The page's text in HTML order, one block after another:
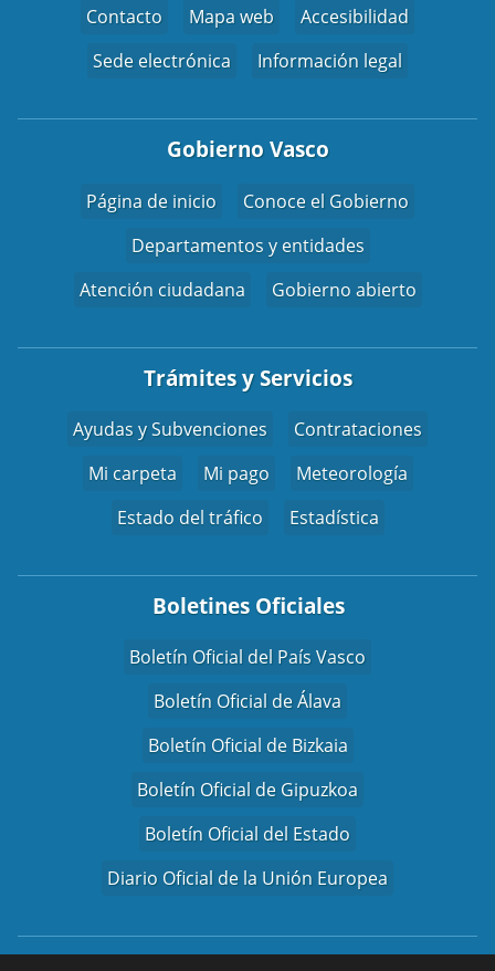
Contacto Mapa web
Accesibilidad
Sede electrónica
Información legal
Gobierno Vasco
Página de inicio
Conoce el Gobierno
Departamentos y entidades
Atención ciudadana
Gobierno abierto
Trámites y Servicios
Ayudas y Subvenciones
Contrataciones
Mi carpeta
Mi pago
Meteorología
Estado del tráfico
Estadística
Boletines Oficiales
Boletín Oficial del País Vasco
Boletín Oficial de Álava
Boletín Oficial de Bizkaia
Boletín Oficial de Gipuzkoa
Boletín Oficial del Estado
Diario Oficial de la Unión Europea